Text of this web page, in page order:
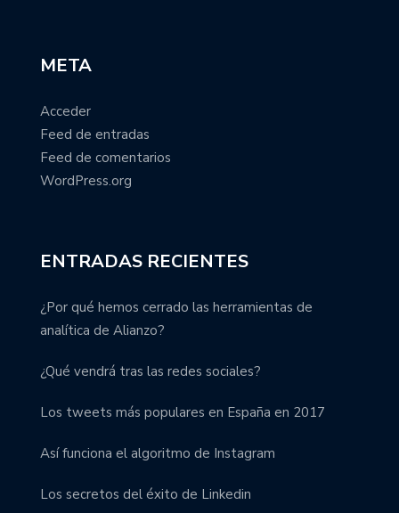
META
Acceder
Feed de entradas
Feed de comentarios
WordPress.org
ENTRADAS RECIENTES
¿Por qué hemos cerrado las herramientas de
analítica de Alianzo?
¿Qué vendrá tras las redes sociales?
Los tweets más populares en España en 2017
Así funciona el algoritmo de Instagram
Los secretos del éxito de Linkedin